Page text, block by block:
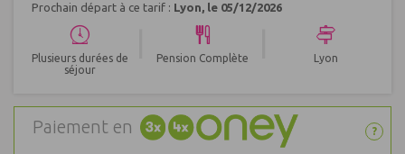
Prochain départ à ce tarif : Lyon, le 05/12/2026
Plusieurs durées de
séjour
Pension Complète Lyon
Paiement en ?